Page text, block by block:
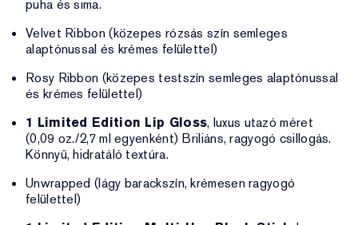
puha és sima.
Velvet Ribbon (közepes rózsás szín semleges
alaptónussal és krémes felülettel)
Rosy Ribbon (közepes testszín semleges alaptónussal
és krémes felülettel)
1 Limited Edition Lip Gloss, luxus utazó méret
(0,09 oz./2,7 ml egyenként) Briliáns, ragyogó csillogás.
Könnyű, hidratáló textúra.
Unwrapped (lágy barackszín, krémesen ragyogó
felülettel)